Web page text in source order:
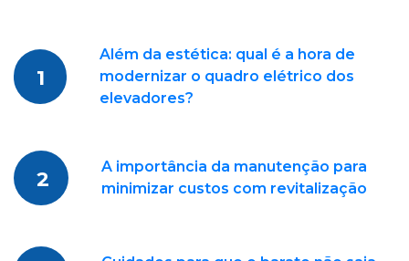
1
Além da estética: qual é a hora de
modernizar o quadro elétrico dos
elevadores?
2
A importância da manutenção para
minimizar custos com revitalização